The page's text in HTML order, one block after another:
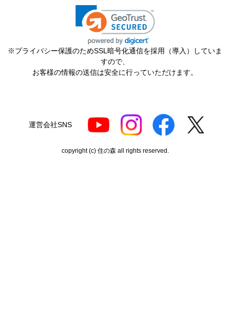
【注文からどのくらいで届きましたか？】
【その他感想・コメント】
ショップ選らんだ理由でも述べましたが、注文から配
送まで、そのつど連絡メールが届き状況が確実に把握
できとても満足しました。
ポルドブラ さん
2026年7月24日 21:04
欲しい商品をスムーズに注文できましたか？
※プライバシー保護のためSSL暗号化通信を採用（導入）していま
すので、
お客様の情報の送信は安全に行っていただけます。
運営会社SNS
copyright (c) 住の森 all rights reserved.